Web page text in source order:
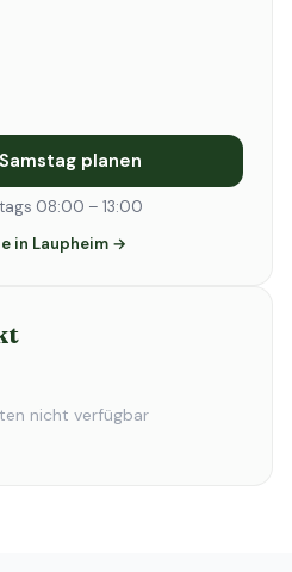
planen
08:00 – 13:00
in Laupheim →
nicht verfügbar